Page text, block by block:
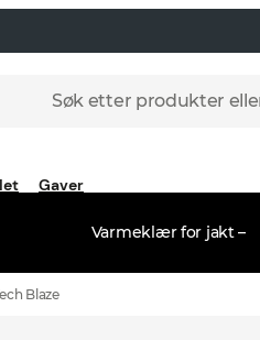
Søk etter produkter
Gaver
Varmeklær for jakt –
Blaze